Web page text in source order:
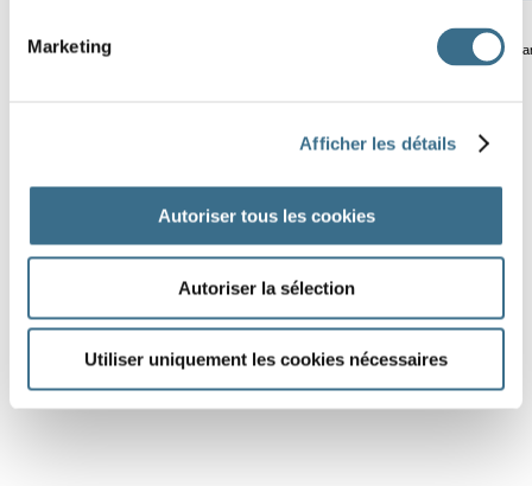
Marketing
Afficher les détails
Autoriser tous les cookies
Autoriser la sélection
Utiliser uniquement les cookies nécessaires